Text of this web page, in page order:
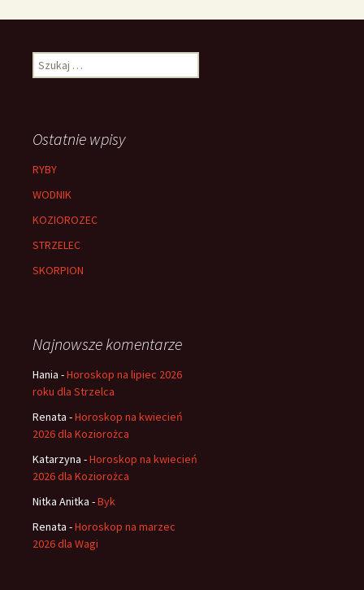
Szukaj:
Ostatnie wpisy
RYBY
WODNIK
KOZIOROZEC
STRZELEC
SKORPION
Najnowsze komentarze
Hania -Horoskop na lipiec 2026
roku dla Strzelca
Renata -Horoskop na kwiecień
2026 dla Koziorożca
Katarzyna -Horoskop na kwiecień
2026 dla Koziorożca
Nitka Anitka -Byk
Renata -Horoskop na marzec
2026 dla Wagi